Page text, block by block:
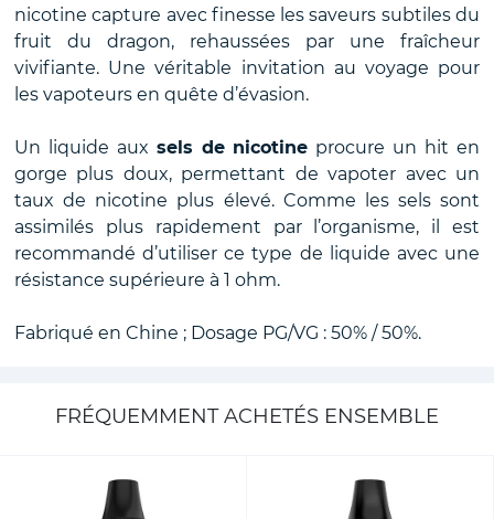
nicotine capture avec finesse les saveurs subtiles du
fruit du dragon, rehaussées par une fraîcheur
vivifiante. Une véritable invitation au voyage pour
les vapoteurs en quête d’évasion.
Un liquide aux sels de nicotine procure un hit en
gorge plus doux, permettant de vapoter avec un
taux de nicotine plus élevé. Comme les sels sont
assimilés plus rapidement par l’organisme, il est
recommandé d’utiliser ce type de liquide avec une
résistance supérieure à 1 ohm.
Fabriqué en Chine ; Dosage PG/VG : 50% / 50%.
FRÉQUEMMENT ACHETÉS ENSEMBLE